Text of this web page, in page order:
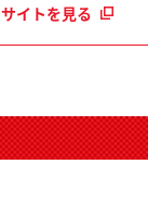
サイトを見る